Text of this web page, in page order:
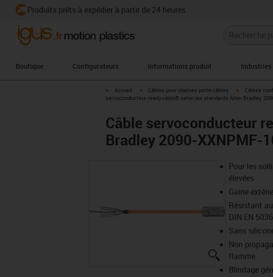
Produits prêts à expédier à partir de 24 heures
Boutique Configurateurs Informations produit Industries
igus-icon-arrow-right
Accueil igus-icon-arrow-right
Câbles pour chaînes porte-câbles igus-icon-
Câbles
servoconducteur readycable® selon les standards Allen Bradley
Câble servoconducteur
Bradley 2090-XXNPMF-
igus-icon-lupe
Pour les
élevées
Gaine
Résistant
DIN EN
Sans
Non
flamme
Blindage